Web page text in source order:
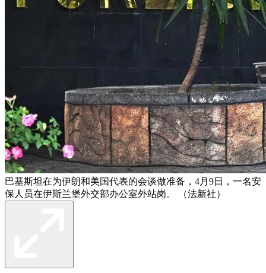
巴基斯坦在为伊朗和美国代表的会谈做准备，4月9日，一名安
保人员在伊斯兰堡外交部办公室外站岗。 （法新社）